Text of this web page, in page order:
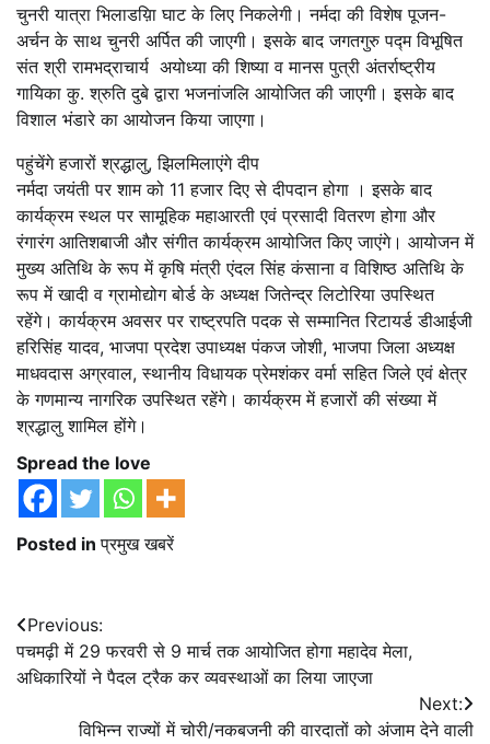
चुनरी यात्रा भिलाडय़िा घाट के लिए निकलेगी। नर्मदा की विशेष पूजन-
अर्चन के साथ चुनरी अर्पित की जाएगी। इसके बाद जगतगुरु पद्म विभूषित
संत श्री रामभद्राचार्य अयोध्या की शिष्या व मानस पुत्री अंतर्राष्ट्रीय
गायिका कु. श्रुति दुबे द्वारा भजनांजलि आयोजित की जाएगी। इसके बाद
विशाल भंडारे का आयोजन किया जाएगा।
पहुंचेंगे हजारों श्रद्धालु, झिलमिलाएंगे दीप
नर्मदा जयंती पर शाम को 11 हजार दिए से दीपदान होगा । इसके बाद
कार्यक्रम स्थल पर सामूहिक महाआरती एवं प्रसादी वितरण होगा और
रंगारंग आतिशबाजी और संगीत कार्यक्रम आयोजित किए जाएंगे। आयोजन में
मुख्य अतिथि के रूप में कृषि मंत्री एंदल सिंह कंसाना व विशिष्ठ अतिथि के
रूप में खादी व ग्रामोद्योग बोर्ड के अध्यक्ष जितेन्द्र लिटोरिया उपस्थित
रहेंगे। कार्यक्रम अवसर पर राष्ट्रपति पदक से सम्मानित रिटायर्ड डीआईजी
हरिसिंह यादव, भाजपा प्रदेश उपाध्यक्ष पंकज जोशी, भाजपा जिला अध्यक्ष
माधवदास अग्रवाल, स्थानीय विधायक प्रेमशंकर वर्मा सहित जिले एवं क्षेत्र
के गणमान्य नागरिक उपस्थित रहेंगे। कार्यक्रम में हजारों की संख्या में
श्रद्धालु शामिल होंगे।
Spread the love
Posted inप्रमुख खबरें
Post
navigation
Previous:
पचमढ़ी में 29 फरवरी से 9 मार्च तक आयोजित होगा महादेव मेला,
अधिकारियों ने पैदल ट्रैक कर व्यवस्थाओं का लिया जाएजा
Next:
विभिन्न राज्यों में चोरी/नकबजनी की वारदातों को अंजाम देने वाली